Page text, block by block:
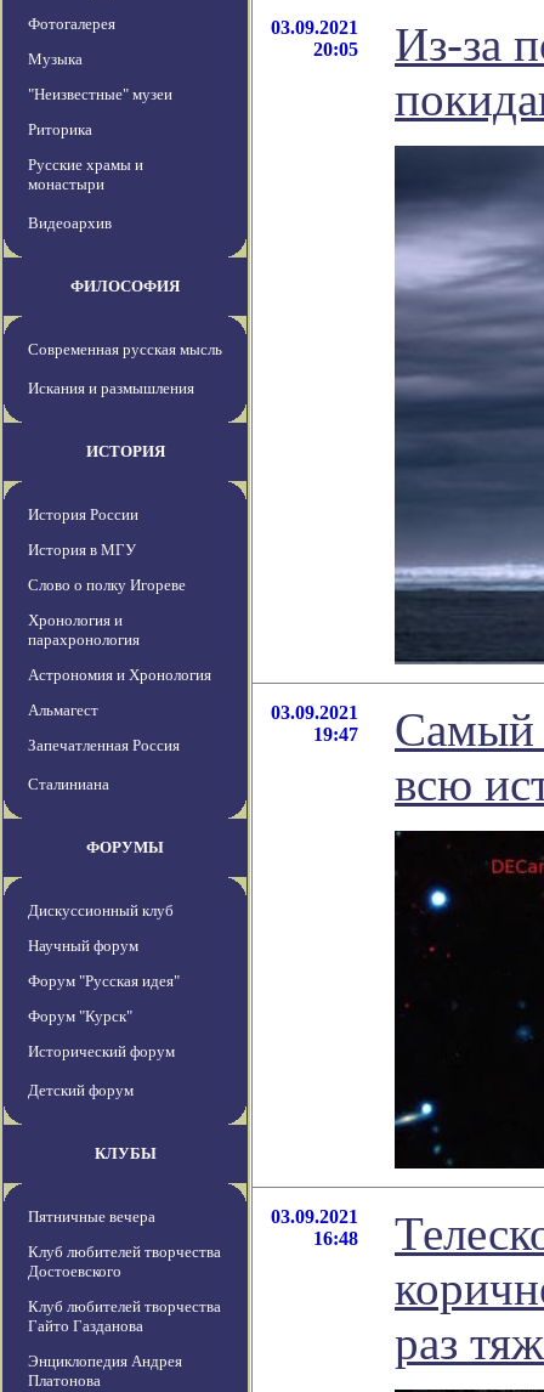
Фотогалерея
Музыка
"Неизвестные" музеи
Риторика
Русские храмы и
монастыри
Видеоархив
ФИЛОСОФИЯ
Современная русская мысль
Искания и размышления
ИСТОРИЯ
История России
История в МГУ
Слово о полку Игореве
Хронология и
парахронология
Астрономия и Хронология
Альмагест
Запечатленная Россия
Сталиниана
ФОРУМЫ
Дискуссионный клуб
Научный форум
Форум "Русская идея"
Форум "Курск"
Исторический форум
Детский форум
КЛУБЫ
Пятничные вечера
Клуб любителей творчества
Достоевского
Клуб любителей творчества
Гайто Газданова
Энциклопедия Андрея
Платонова
03.09.2021
20:05
Из-за
03.09.2021
19:47
Самый
всю
03.09.2021
16:48
раз